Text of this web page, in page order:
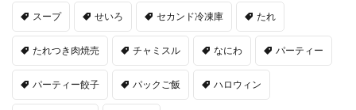
スープ せいろ セカンド冷凍庫 たれ
たれつき肉焼売 チャミスル なにわ パーティー
パーティー餃子 パックご飯 ハロウィン